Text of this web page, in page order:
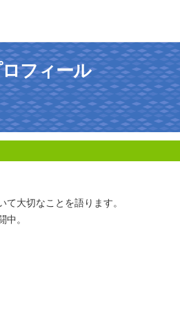
フィール
大切なことを語ります。
中。